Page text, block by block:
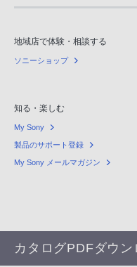
地域店で体験・相談する
ソニーショップ
知る・楽しむ
My Sony
製品のサポート登録
My Sony メールマガジン
カタログPDFダウン